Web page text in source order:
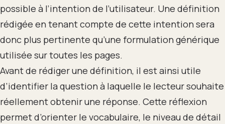
possible à l’intention de l’utilisateur. Une définition
rédigée en tenant compte de cette intention sera
donc plus pertinente qu’une formulation générique
utilisée sur toutes les pages.
Avant de rédiger une définition, il est ainsi utile
d’identifier la question à laquelle le lecteur souhaite
réellement obtenir une réponse. Cette réflexion
permet d’orienter le vocabulaire, le niveau de détail